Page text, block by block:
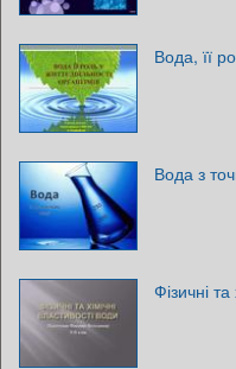
Вода, її
Вода з
Фізичні та